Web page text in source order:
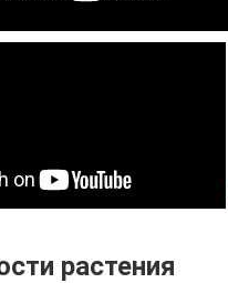
растения